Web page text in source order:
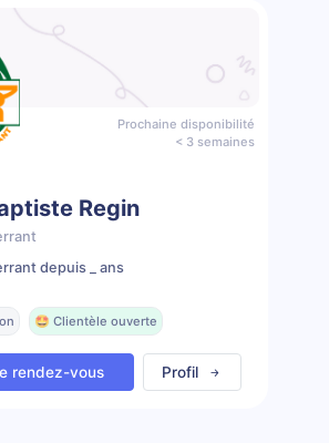
Prochaine disponibilité
< 3 semaines
Regin
depuis _ ans
🤩 Clientèle ouverte
rendez-vous Profil